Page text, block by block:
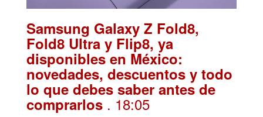
Samsung Galaxy Z Fold8,
Fold8 Ultra y Flip8, ya
disponibles en México:
novedades, descuentos y todo
lo que debes saber antes de
comprarlos . 18:05